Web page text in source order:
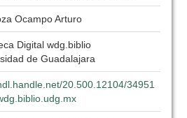
Ocampo Arturo
Digital wdg.biblio
de Guadalajara
20.500.12104/34951